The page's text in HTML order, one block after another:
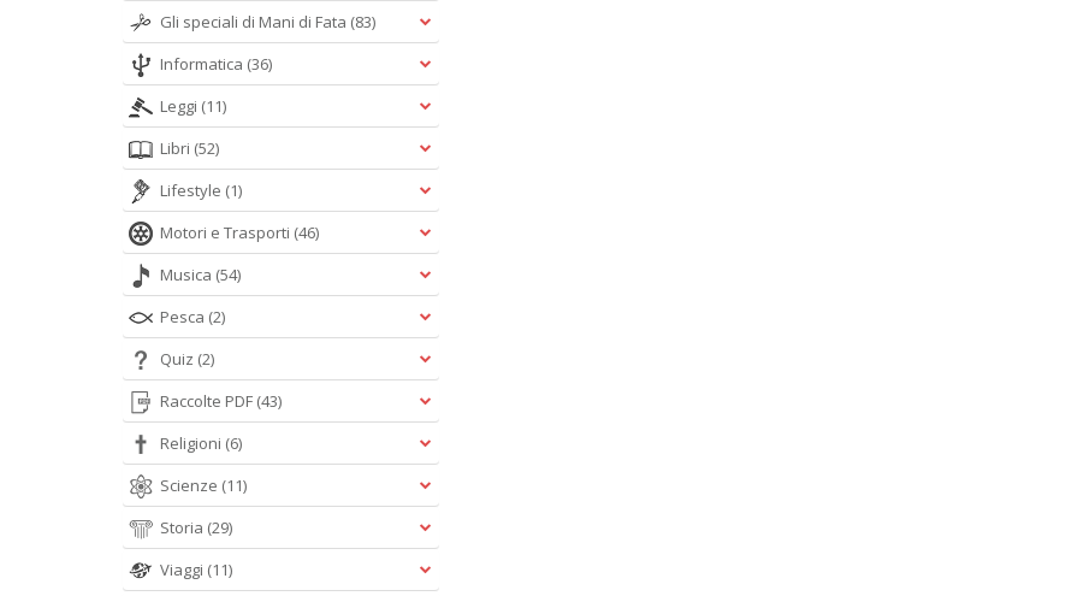
Gli speciali di Mani di Fata (83)
Informatica (36)
Leggi (11)
Libri (52)
Lifestyle (1)
Motori e Trasporti (46)
Musica (54)
Pesca (2)
Quiz (2)
Raccolte PDF (43)
Religioni (6)
Scienze (11)
Storia (29)
Viaggi (11)